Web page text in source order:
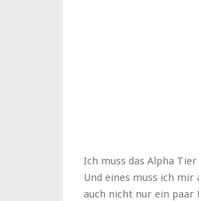
Ich muss das Alpha
Und eines muss ich
auch nicht nur ein paar